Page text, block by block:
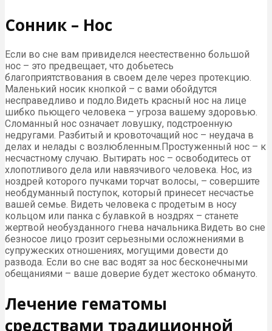
Сонник – Нос
Если во сне вам привиделся неестественно большой
нос – это предвещает, что добьетесь
благоприятствования в своем деле через протекцию.
Маленький носик кнопкой – с вами обойдутся
несправедливо и подло.Видеть красный нос на лице
шибко пьющего человека – угроза вашему здоровью.
Сломанный нос означает ловушку, подстроенную
недругами. Разбитый и кровоточащий нос – неудача в
делах и нелады с возлюбленным.Простуженный нос – к
несчастному случаю. Вытирать нос – освободитесь от
хлопотливого дела или навязчивого человека. Нос, из
ноздрей которого пучками торчат волосы, – совершите
необдуманный поступок, который принесет несчастье
вашей семье. Видеть человека с продетым в носу
кольцом или панка с булавкой в ноздрях – станете
жертвой необузданного гнева начальника.Видеть во сне
безносое лицо грозит серьезными осложнениями в
супружеских отношениях, могущими довести до
развода. Если во сне вас водят за нос бесконечными
обещаниями – ваше доверие будет жестоко обмануто.
Лечение гематомы
средствами традиционной